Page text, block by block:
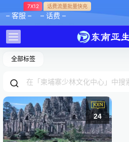
– 客服 –
7X12
– 话费 –
话费流量批量快充
全部标签
24